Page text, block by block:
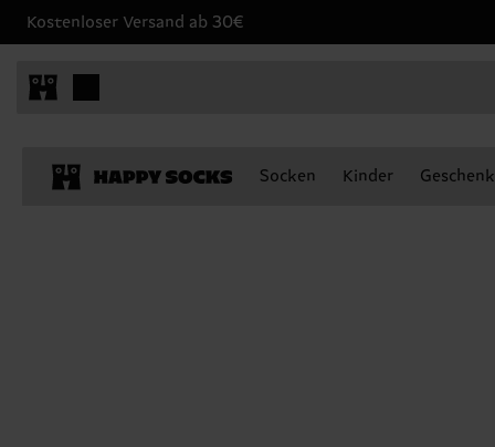
Kostenloser Versand ab 30€
Socken Kinder